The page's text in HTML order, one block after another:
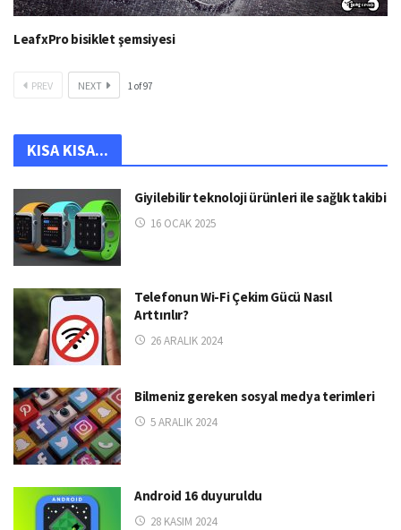
LeafxPro bisiklet şemsiyesi
PREV NEXT 1of97
KISA KISA...
Giyilebilir teknoloji ürünleri ile sağlık takibi
16 OCAK 2025
Telefonun Wi-Fi Çekim Gücü Nasıl
Arttırılır?
26 ARALIK 2024
Bilmeniz gereken sosyal medya terimleri
5 ARALIK 2024
Android 16 duyuruldu
28 KASIM 2024